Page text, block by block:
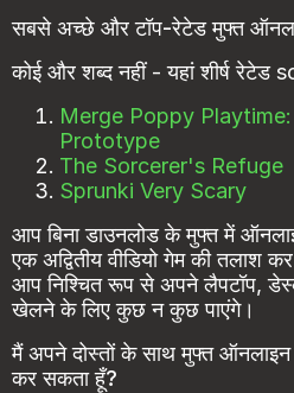
सबसे अच्छे और टॉप-रेटेड मुफ्त
कोई और शब्द नहीं - यहां शीर्ष रेटेड
Merge Poppy
Prototype
The Sorcerer's Refuge
Sprunki Very Scary
आप बिना डाउनलोड के मुफ्त में
एक अद्वितीय वीडियो गेम की तलाश
आप निश्चित रूप से अपने लैपटॉप,
खेलने के लिए कुछ न कुछ पाएंगे।
मैं अपने दोस्तों के साथ मुफ्त ऑनलाइन
कर सकता हूँ?